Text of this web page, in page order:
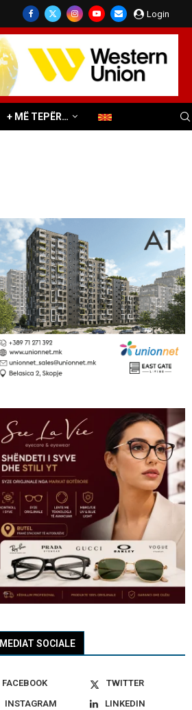
Login
+ MË TEPËR…
MEDIAT SOCIALE
FACEBOOK
TWITTER
INSTAGRAM
LINKEDIN